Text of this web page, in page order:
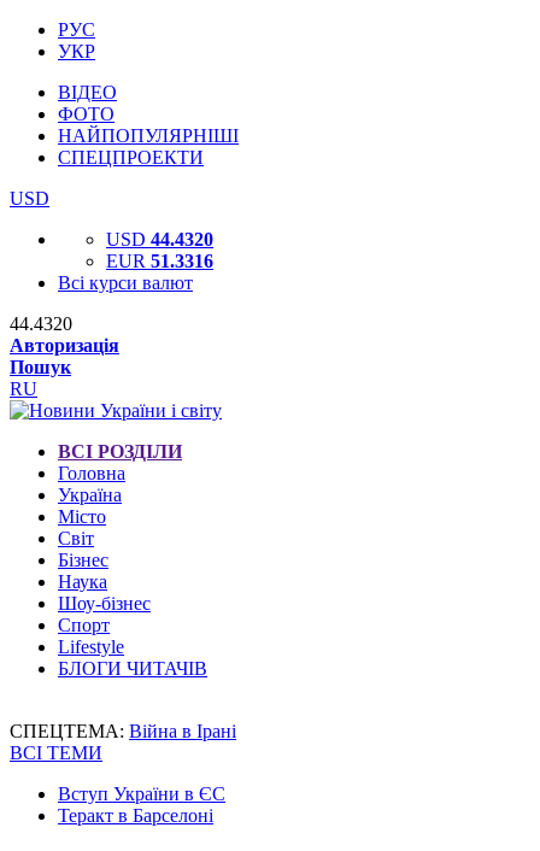
РУС
УКР
ВІДЕО
ФОТО
НАЙПОПУЛЯРНІШІ
СПЕЦПРОЕКТИ
USD
USD 44.4320
EUR 51.3316
Всі курси валют
44.4320
Авторизація
Пошук
RU
ВСІ РОЗДІЛИ
Головна
Україна
Місто
Світ
Бізнес
Наука
Шоу-бізнес
Спорт
Lifestyle
БЛОГИ ЧИТАЧІВ
СПЕЦТЕМА: Війна в Ірані
ВСІ ТЕМИ
Вступ України в ЄС
Теракт в Барселоні